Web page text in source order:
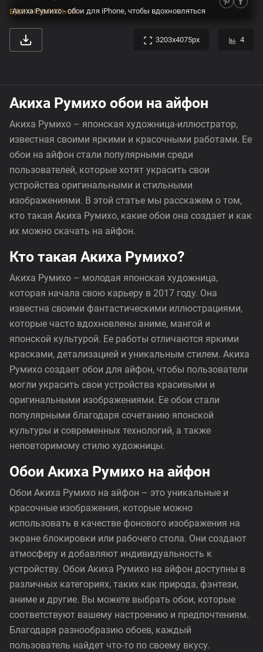
Акиха Румихо - обои для iPhone, чтобы вдохновляться
3203x4075px 4
Акиха Румихо обои на айфон
Акиха Румихо – японская художница-иллюстратор,
известная своими яркими и красочными работами. Ее
обои на айфон стали популярными среди
пользователей, которые хотят украсить свои
устройства оригинальными и стильными
изображениями. В этой статье мы расскажем о том,
кто такая Акиха Румихо, какие обои она создает и как
их можно скачать на айфон.
Кто такая Акиха Румихо?
Акиха Румихо – молодая японская художница,
которая начала свою карьеру в 2017 году. Она
известна своими фантастическими иллюстрациями,
которые часто вдохновлены аниме, мангой и
японской культурой. Ее работы отличаются яркими
красками, детализацией и уникальным стилем. Акиха
Румихо создает обои для айфон, чтобы пользователи
могли украсить свои устройства красивыми и
оригинальными изображениями. Ее обои стали
популярными благодаря сочетанию японской
культуры и современных технологий, а также
неповторимому стилю художницы.
Обои Акиха Румихо на айфон
Обои Акиха Румихо на айфон – это уникальные и
красочные изображения, которые можно
использовать в качестве фонового изображения на
экране блокировки или рабочего стола. Они создают
атмосферу и добавляют индивидуальность к
устройству. Обои Акиха Румихо на айфон доступны в
различных категориях, таких как природа, фэнтези,
аниме и другие. Вы можете выбрать обои, которые
соответствуют вашему настроению и предпочтениям.
Благодаря разнообразию обоев, каждый
пользователь найдет что-то по своему вкусу.